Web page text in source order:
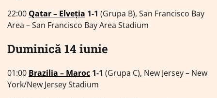
22:00 Qatar – Elveția 1-1 (Grupa B), San Francisco Bay
Area – San Francisco Bay Area Stadium
Duminică 14 iunie
01:00 Brazilia – Maroc 1-1 (Grupa C), New Jersey – New
York/New Jersey Stadium